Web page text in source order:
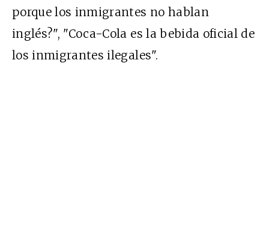
porque los inmigrantes no hablan
inglés?", "Coca-Cola es la bebida oficial de
los inmigrantes ilegales".